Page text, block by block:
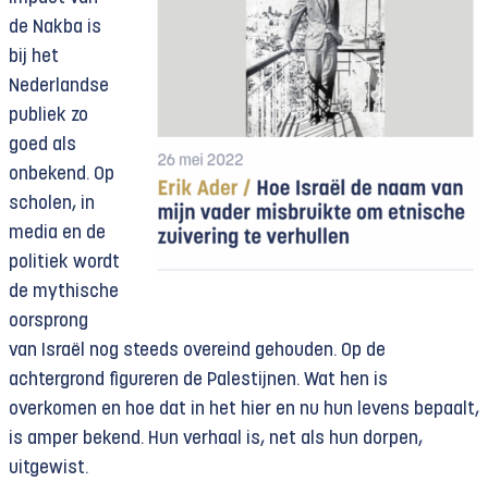
de Nakba is
bij het
Nederlandse
publiek zo
goed als
onbekend. Op
scholen, in
media en de
politiek wordt
de mythische
oorsprong
van Israël nog steeds overeind gehouden. Op de
achtergrond figureren de Palestijnen. Wat hen is
overkomen en hoe dat in het hier en nu hun levens bepaalt,
is amper bekend. Hun verhaal is, net als hun dorpen,
uitgewist.